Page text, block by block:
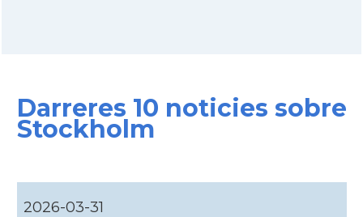
Darreres 10 noticies sobre
Stockholm
2026-03-31